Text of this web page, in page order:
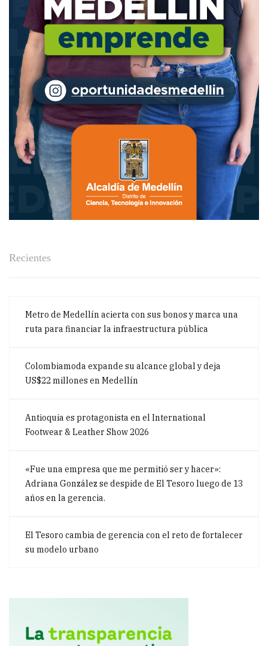
Recientes
Metro de Medellín acierta con sus bonos y marca una
ruta para financiar la infraestructura pública
Colombiamoda expande su alcance global y deja
US$22 millones en Medellín
Antioquia es protagonista en el International
Footwear & Leather Show 2026
«Fue una empresa que me permitió ser y hacer»:
Adriana González se despide de El Tesoro luego de 13
años en la gerencia.
El Tesoro cambia de gerencia con el reto de fortalecer
su modelo urbano